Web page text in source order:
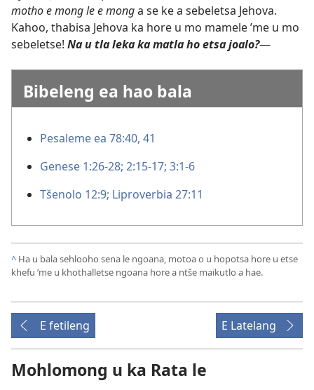
motho e mong le e monga se ke a sebeletsa Jehova.
Kahoo, thabisa Jehova ka hore u mo mamele ’me u mo
sebeletse! Na u tla leka ka matla ho etsa joalo?—
Bibeleng ea hao bala
Pesaleme ea 78:40, 41
Genese 1:26-28; 2:15-17; 3:1-6
Tšenolo 12:9; Liproverbia 27:11
^ Ha u bala sehlooho sena le ngoana, motoa o u hopotsa hore u etse
khefu ’me u khothalletse ngoana hore a ntše maikutlo a hae.
E fetileng E Latelang
Mohlomong u ka Rata le